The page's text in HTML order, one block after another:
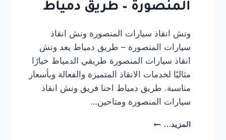
المنصورة – طريق دمياط
ونش انقاذ سيارات المنصورة ونش انقاذ
سيارات المنصورة – طريق دمياط يعد ونش
انقاذ سيارات المنصورة طريقي الدمياط خيارًا
مثاليًا لخدمات الانقاذ المتميزة والفعالة وبأسعار
مناسبة. طريق دمياط احنا فريق ونش انقاذ
سيارات المنصورة ومتاحين…
المزيد... ونش